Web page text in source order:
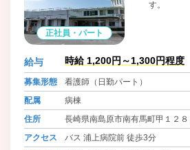
正社員・パート
す。
給与 時給 1,200円～1,300円程度
募集形態
看護師（日勤パート）
配属
病棟
住所
長崎県南島原市南有馬町甲１２８
アクセス
バス 浦上病院前 徒歩3分